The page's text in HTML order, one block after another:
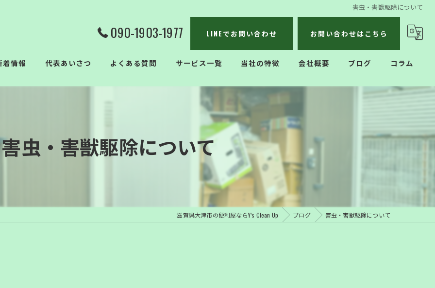
害虫・害獣駆除について
090-1903-1977 LINEでお問い合わせ お問い合わせはこちら
着情報 代表あいさつ よくある質問 サービス一覧 当社の特徴
不用品回収
遺品整理
生前整理
ハウスクリーニング
会社概要 ブログ コラム
害虫・害獣駆除について
滋賀県大津市の便利屋ならY’s Clean Up ブログ 害虫・害獣駆除について